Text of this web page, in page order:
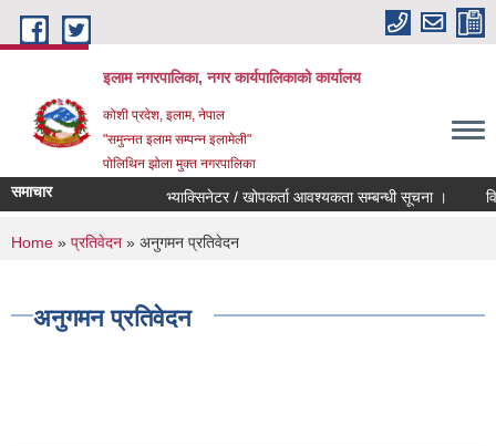
Skip to main content
इलाम नगरपालिका, नगर कार्यपालिकाको कार्यालय
कोशी प्रदेश, इलाम, नेपाल
"समुन्नत इलाम सम्पन्न इलामेली"
पोलिथिन झोला मुक्त नगरपालिका
समाचार भ्याक्सिनेटर / खोपकर्ता आवश्यकता सम्बन्धी सूचना ।
You are here
Home » प्रतिवेदन » अनुगमन प्रतिवेदन
अनुगमन प्रतिवेदन